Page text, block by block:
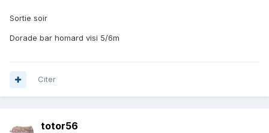
Sortie soir
Dorade bar homard visi 5/6m
Citer
totor56